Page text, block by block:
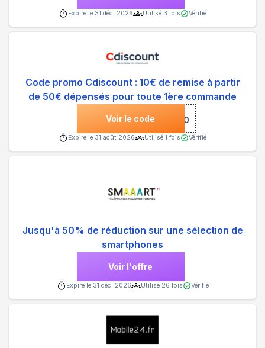
Expire le 31 déc. 2026 Utilisé 3 fois Vérifié
Code promo Cdiscount : 10€ de remise à partir
de 50€ dépensés pour toute 1ère commande
Voir le code***LO10
Expire le 31 août 2026 Utilisé 1 fois Vérifié
Jusqu'à 50% de réduction sur une sélection de
smartphones
Voir l'offre
Expire le 31 déc. 2026 Utilisé 26 fois Vérifié